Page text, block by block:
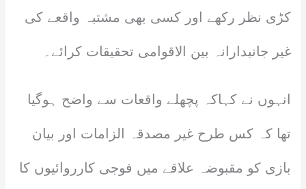
کڑی نظر رکھے اور کسی بھی مشتبہ واقعے کی
غیر جانبدارانہ بین الاقوامی تحقیقات کرائے۔
انہوں نے کہاکہ پچھلے واقعات سے واضح ہوگیا
تھا کہ کس طرح غیر مصدقہ الزامات اور بیان
بازی کو مقبوضہ علاقے میں فوجی کارروائیوں کا